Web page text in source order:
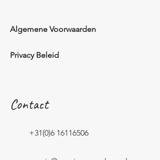
Algemene Voorwaarden
Privacy Beleid
Contact
+31(0)6 16116506